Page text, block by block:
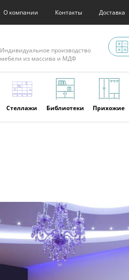
О компании Контакты Доставка
Индивидуальное производство
мебели из массива и МДФ
Стеллажи Библиотеки Прихожие